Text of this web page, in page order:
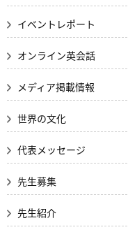
イベントレポート
オンライン英会話
メディア掲載情報
世界の文化
代表メッセージ
先生募集
先生紹介